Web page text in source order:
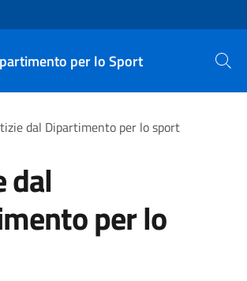
sito
per lo Sport Cerca
dal Dipartimento per lo sport
dal
per lo